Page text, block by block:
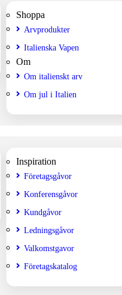
Shoppa
Arvprodukter
Italienska Vapen
Om
Om italienskt arv
Om jul i Italien
Inspiration
Företagsgåvor
Konferensgåvor
Kundgåvor
Ledningsgåvor
Valkomstgavor
Företagskatalog